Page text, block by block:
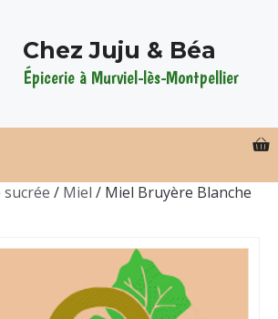
Chez Juju & Béa
Épicerie à Murviel-lès-Montpellier
sucrée / Miel / Miel Bruyère Blanche